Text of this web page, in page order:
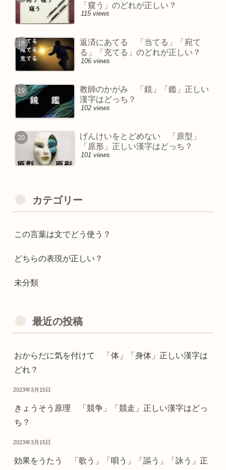
「窺う」のどれが正しい？
115 views
返済にあてる 「当てる」「宛て
る」「充てる」のどれが正しい？
106 views
教師のかがみ 「鏡」「鑑」正しい
漢字はどっち？
102 views
げんけいをとどめない 「原型」
「原形」正しい漢字はどっち？
101 views
カテゴリー
この言葉は文でどう使う？
どちらの表現が正しい？
未分類
最近の投稿
おからだに気を付けて 「体」「身体」正しい漢字は
どれ？
2023年3月15日
きょうそう原理 「競争」「競走」正しい漢字はどっ
ち？
2023年3月15日
効果をうたう 「歌う」「唄う」「謳う」「詠う」正